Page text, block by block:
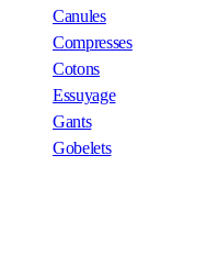
Canules
Compresses
Cotons
Essuyage
Gants
Gobelets